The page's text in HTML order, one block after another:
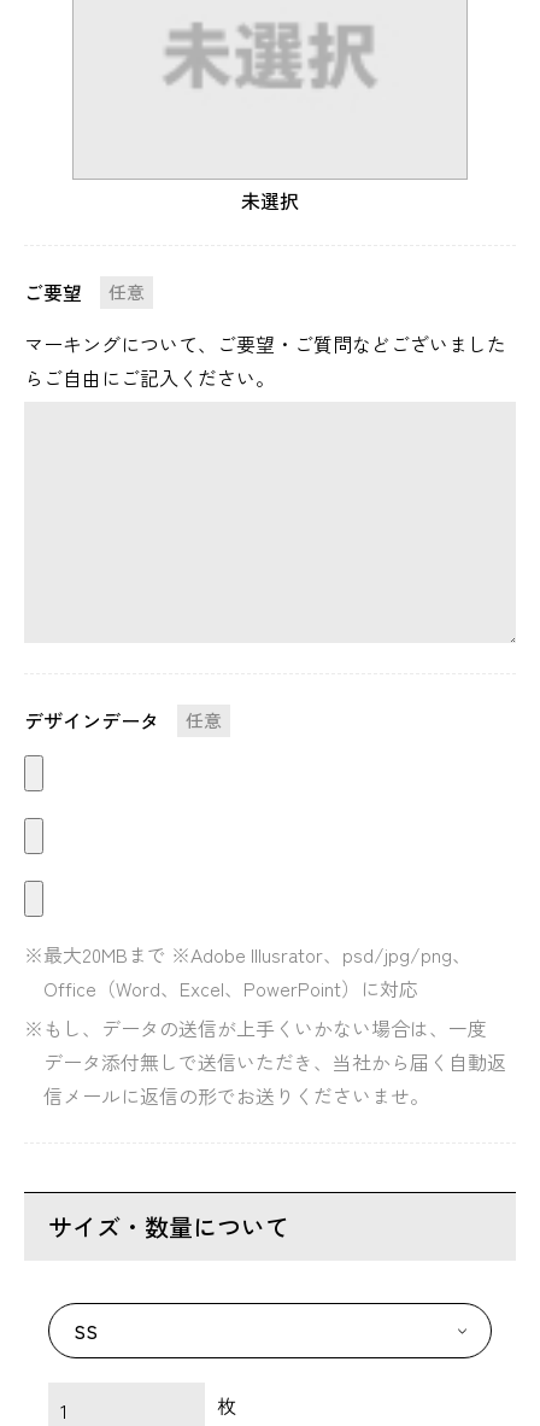
未選択
ご要望 任意
マーキングについて、ご要望・ご質問などございました
らご自由にご記入ください。
デザインデータ 任意
最大20MBまで ※Adobe Illusrator、psd/jpg/png、
Office（Word、Excel、PowerPoint）に対応
もし、データの送信が上手くいかない場合は、一度
データ添付無しで送信いただき、当社から届く自動返
信メールに返信の形でお送りくださいませ。
サイズ・数量について
枚